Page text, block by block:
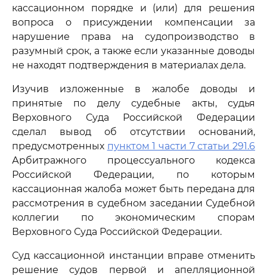
кассационном порядке и (или) для решения
вопроса о присуждении компенсации за
нарушение права на судопроизводство в
разумный срок, а также если указанные доводы
не находят подтверждения в материалах дела.
Изучив изложенные в жалобе доводы и
принятые по делу судебные акты, судья
Верховного Суда Российской Федерации
сделал вывод об отсутствии оснований,
предусмотренных пунктом 1 части 7 статьи 291.6
Арбитражного процессуального кодекса
Российской Федерации, по которым
кассационная жалоба может быть передана для
рассмотрения в судебном заседании Судебной
коллегии по экономическим спорам
Верховного Суда Российской Федерации.
Суд кассационной инстанции вправе отменить
решение судов первой и апелляционной